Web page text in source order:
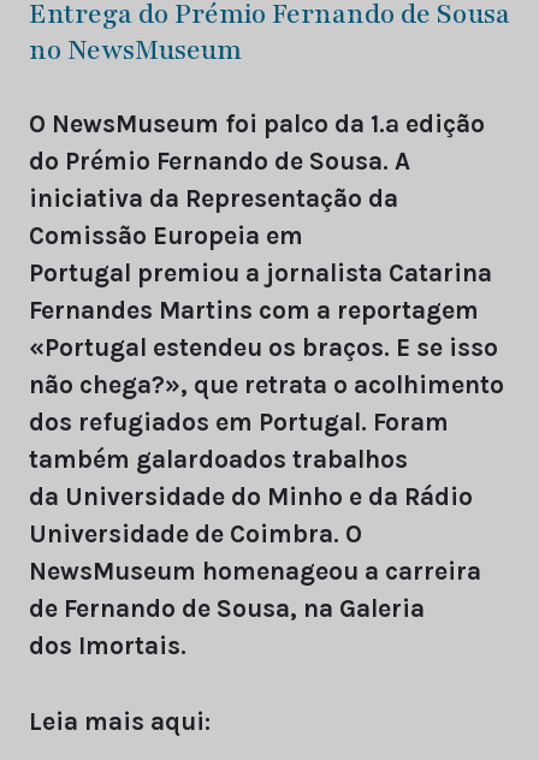
Entrega do Prémio Fernando de Sousa
no NewsMuseum
O NewsMuseum foi palco da 1.ª edição
do Prémio Fernando de Sousa. A
iniciativa da Representação da
Comissão Europeia em
Portugal premiou a jornalista Catarina
Fernandes Martins com a reportagem
«Portugal estendeu os braços. E se isso
não chega?», que retrata o acolhimento
dos refugiados em Portugal. Foram
também galardoados trabalhos
da Universidade do Minho e da Rádio
Universidade de Coimbra. O
NewsMuseum homenageou a carreira
de Fernando de Sousa, na Galeria
dos Imortais.
Leia mais aqui: